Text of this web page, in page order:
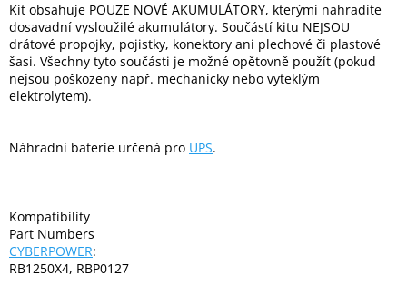
Velké
spotřebiče
Počítače
Domácnost
%
Kit obsahuje POUZE NOVÉ AKUMULÁTORY, kterými nahradíte
dosavadní vysloužilé akumulátory. Součástí kitu NEJSOU
drátové propojky, pojistky, konektory ani plechové či plastové
šasi. Všechny tyto součásti je možné opětovně použít (pokud
nejsou poškozeny např. mechanicky nebo vyteklým
elektrolytem).
Náhradní baterie určená pro UPS.
Kompatibility
Part Numbers
CYBERPOWER:
RB1250X4, RBP0127